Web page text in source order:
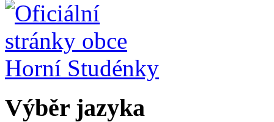
Výběr jazyka